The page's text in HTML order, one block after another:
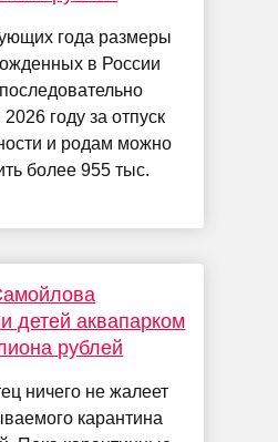
года размеры
в России
году за отпуск
и родам можно
более 955 тыс.
детей аквапарком
рублей
ничего не жалеет
карантина